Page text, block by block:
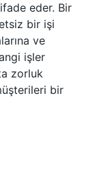
eder. Bir
bir işi
ve
işler
zorluk
bir